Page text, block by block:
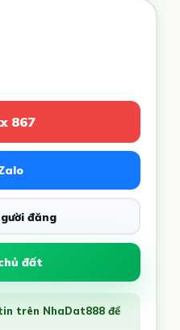
867
đăng
đất
trên NhaDat888 để